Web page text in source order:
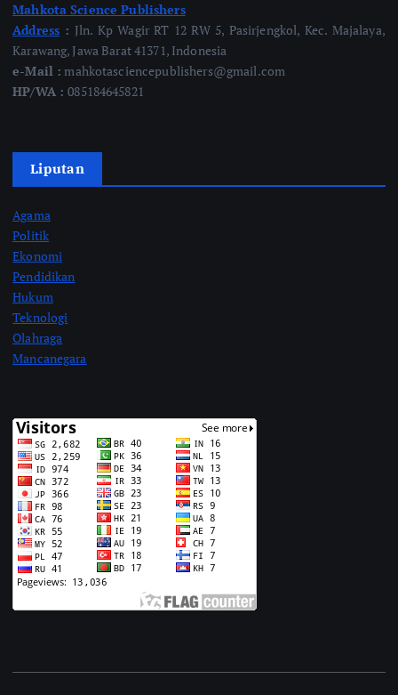
Mahkota Science Publishers
Address : Jln. Kp Wagir RT 12 RW 5, Pasirjengkol, Kec. Majalaya,
Karawang, Jawa Barat 41371, Indonesia
e-Mail : mahkotasciencepublishers@gmail.com
HP/WA :085184645821
Liputan
Agama
Politik
Ekonomi
Pendidikan
Hukum
Teknologi
Olahraga
Mancanegara